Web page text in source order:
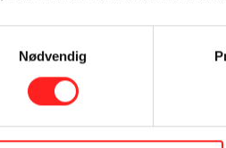
Nødvendig
Mål 16:
Mål 17:
Brazil